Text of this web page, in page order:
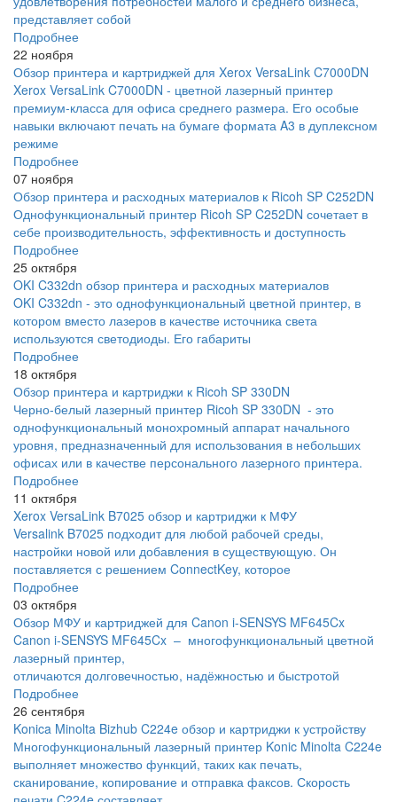
представляет собой
Подробнее
22 ноября
Обзор принтера и картриджей для Xerox VersaLink C7000DN
Xerox VersaLink C7000DN - цветной лазерный принтер
премиум-класса для офиса среднего размера. Его особые
навыки включают печать на бумаге формата A3 в дуплексном
режиме
Подробнее
07 ноября
Обзор принтера и расходных материалов к Ricoh SP C252DN
Однофункциональный принтер Ricoh SP C252DN сочетает в
себе производительность, эффективность и доступность
Подробнее
25 октября
OKI C332dn обзор принтера и расходных материалов
OKI C332dn - это однофункциональный цветной принтер, в
котором вместо лазеров в качестве источника света
используются светодиоды. Его габариты
Подробнее
18 октября
Обзор принтера и картриджи к Ricoh SP 330DN
Черно-белый лазерный принтер Ricoh SP 330DN - это
однофункциональный монохромный аппарат начального
уровня, предназначенный для использования в небольших
офисах или в качестве персонального лазерного принтера.
Подробнее
11 октября
Xerox VersaLink B7025 обзор и картриджи к МФУ
Versalink B7025 подходит для любой рабочей среды,
настройки новой или добавления в существующую. Он
поставляется с решением ConnectKey, которое
Подробнее
03 октября
Обзор МФУ и картриджей для Canon i-SENSYS MF645Cx
Canon i-SENSYS MF645Cx – многофункциональный цветной
лазерный принтер,
отличаются долговечностью, надёжностью и быстротой
Подробнее
26 сентября
Konica Minolta Bizhub C224e обзор и картриджи к устройству
Многофункциональный лазерный принтер Konic Minolta C224e
выполняет множество функций, таких как печать,
сканирование, копирование и отправка факсов. Скорость